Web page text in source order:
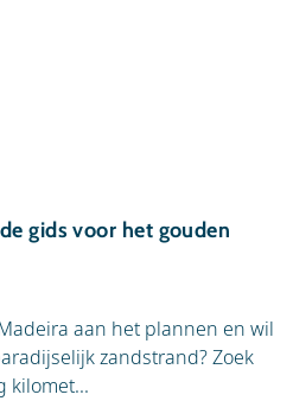
gids voor het gouden
aan het plannen en wil
zandstrand? Zoek
kilomet...